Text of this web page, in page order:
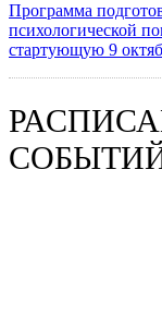
Программа
психологической
стартующую 9